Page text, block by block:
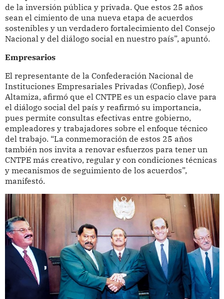
de la inversión pública y privada. Que estos 25 años
sean el cimiento de una nueva etapa de acuerdos
sostenibles y un verdadero fortalecimiento del Consejo
Nacional y del diálogo social en nuestro país”, apuntó.
Empresarios
El representante de la Confederación Nacional de
Instituciones Empresariales Privadas (Confiep), José
Altamiza, afirmó que el CNTPE es un espacio clave para
el diálogo social del país y reafirmó su importancia,
pues permite consultas efectivas entre gobierno,
empleadores y trabajadores sobre el enfoque técnico
del trabajo. “La conmemoración de estos 25 años
también nos invita a renovar esfuerzos para tener un
CNTPE más creativo, regular y con condiciones técnicas
y mecanismos de seguimiento de los acuerdos”,
manifestó.